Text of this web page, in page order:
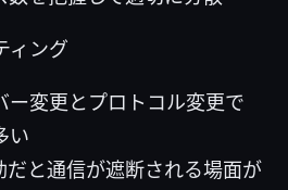
ィング
ー変更とプロトコル変更で
い
と通信が遮断される場面が